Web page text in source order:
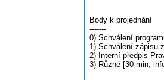
Body k projednání
-------
0) Schválení
1) Schválení zápisu
2) Interní předpis
3) Různé [30 min,